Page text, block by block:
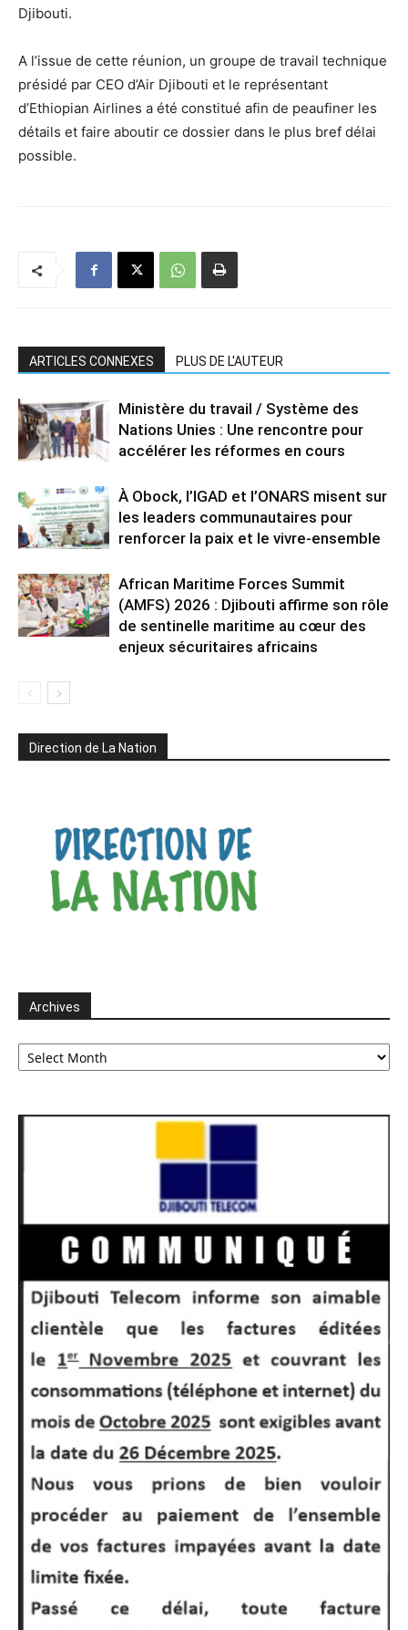
Djibouti.
A l’issue de cette réunion, un groupe de travail technique
présidé par CEO d’Air Djibouti et le représentant
d’Ethiopian Airlines a été constitué afin de peaufiner les
détails et faire aboutir ce dossier dans le plus bref délai
possible.
ARTICLES CONNEXES PLUS DE L'AUTEUR
Ministère du travail / Système des
Nations Unies : Une rencontre pour
accélérer les réformes en cours
À Obock, l’IGAD et l’ONARS misent sur
les leaders communautaires pour
renforcer la paix et le vivre-ensemble
African Maritime Forces Summit
(AMFS) 2026 : Djibouti affirme son rôle
de sentinelle maritime au cœur des
enjeux sécuritaires africains
Direction de La Nation
Archives
Archives